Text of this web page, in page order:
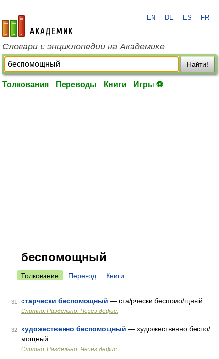
academic.ru
EN DE ES FR
Словари и энциклопедии на Академике
Найти!
Толкования Переводы Книги Игры ⚽
беспомощный
Толкование Перевод Книги
31 старчески беспомощный — ста/рчески беспомо/щный …
Слитно. Раздельно. Через дефис.
32 художественно беспомощный — худо/жественно беспо/
мощный …
Слитно. Раздельно. Через дефис.